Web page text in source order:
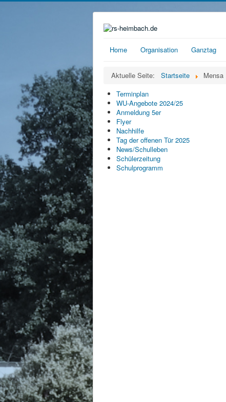
Home Organisation Ganztag
Aktuelle Seite: Startseite
Mensa
Terminplan
WU-Angebote 2024/25
Anmeldung 5er
Flyer
Nachhilfe
Tag der offenen Tür 2025
News/Schulleben
Schülerzeitung
Schulprogramm